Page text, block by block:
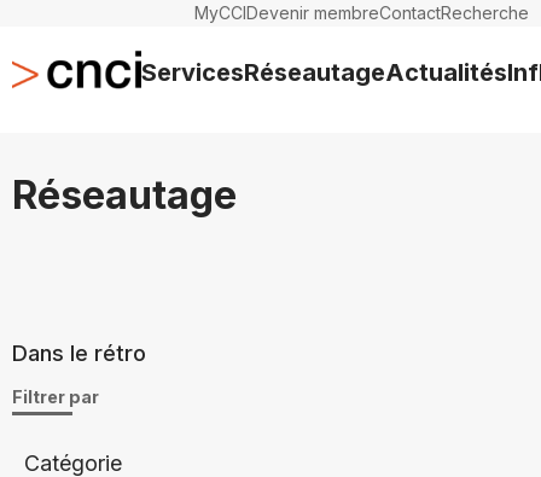
MyCCIDevenir membreContactRecherche
ServicesRéseautageActualités
Réseautage
Dans le rétro
Filtrer par
Catégorie